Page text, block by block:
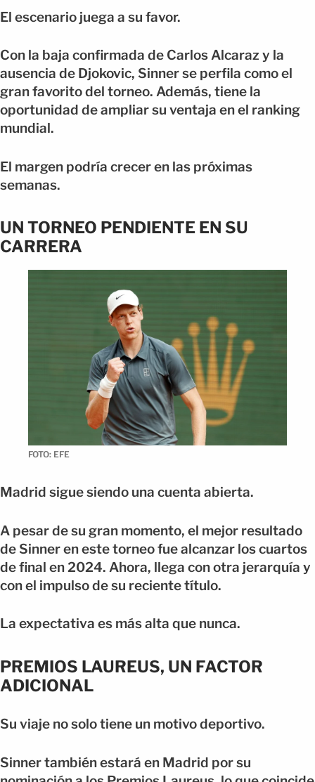
El escenario juega a su favor.
Con la baja confirmada de Carlos Alcaraz y la
ausencia de Djokovic, Sinner se perfila como el
gran favorito del torneo. Además, tiene la
oportunidad de ampliar su ventaja en el ranking
mundial.
El margen podría crecer en las próximas
semanas.
UN TORNEO PENDIENTE EN SU
CARRERA
FOTO: EFE
Madrid sigue siendo una cuenta abierta.
A pesar de su gran momento, el mejor resultado
de Sinner en este torneo fue alcanzar los cuartos
de final en 2024. Ahora, llega con otra jerarquía y
con el impulso de su reciente título.
La expectativa es más alta que nunca.
PREMIOS LAUREUS, UN FACTOR
ADICIONAL
Su viaje no solo tiene un motivo deportivo.
Sinner también estará en Madrid por su